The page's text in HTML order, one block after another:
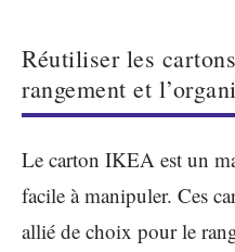
Réutiliser les
rangement et
Le carton IKEA est un
facile à manipuler. Ces
allié de choix pour le